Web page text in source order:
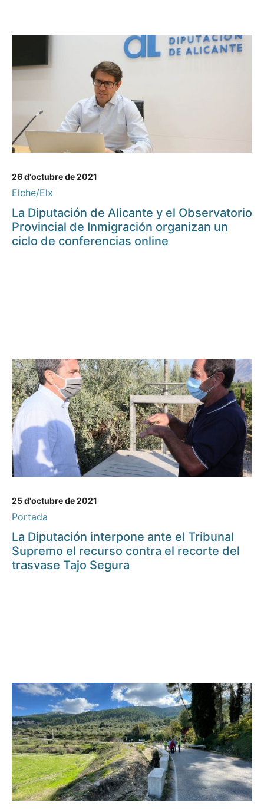
26 d'octubre de 2021
Elche/Elx
La Diputación de Alicante y el Observatorio
Provincial de Inmigración organizan un
ciclo de conferencias online
25 d'octubre de 2021
Portada
La Diputación interpone ante el Tribunal
Supremo el recurso contra el recorte del
trasvase Tajo Segura